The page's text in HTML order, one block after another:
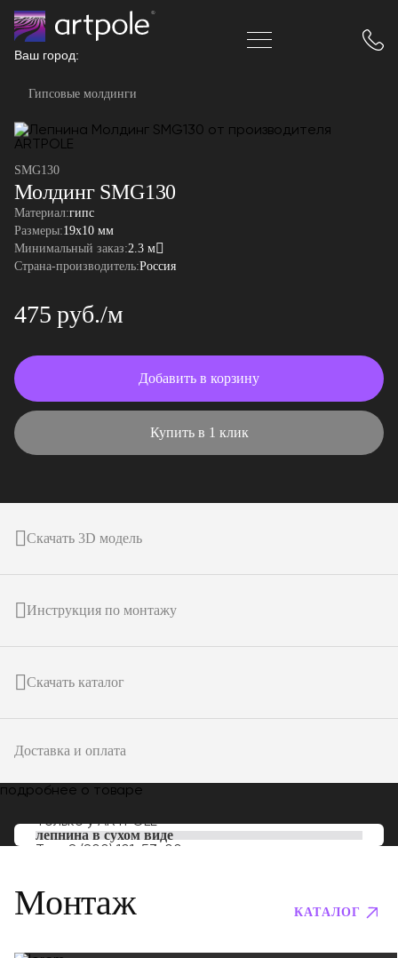
Ваш город:
Гипсовые молдинги
SMG130
Молдинг SMG130
Материал:гипс
Размеры:19x10 мм
Минимальный заказ:2.3 м
Страна-производитель:Россия
475 руб./м
Добавить в корзину
Купить в 1 клик
Скачать 3D модель
Инструкция по монтажу
Скачать каталог
Доставка и оплата
подробнее о товаре
Только уARTPOLE
лепнина в сухом виде
Тел: 8 (800) 101-53-00
Монтаж КАТАЛОГ